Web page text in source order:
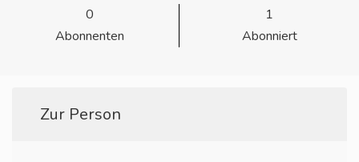
0
Abonnenten
1
Abonniert
Zur Person